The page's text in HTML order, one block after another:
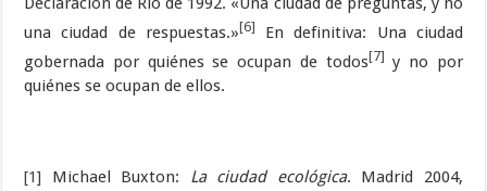
una ciudad de respuestas.»[6]
En definitiva: Una ciudad
gobernada por quiénes se ocupan de todos[7] y no por
quiénes se ocupan de ellos.
[1] Michael Buxton: La ciudad ecológica. Madrid 2004,